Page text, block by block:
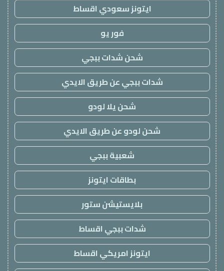
ايتونز سعودي اقساط
فور يو
شحن شدات ببجي
شدات ببجي عن طريق الايدي
شحن يلا لودو
شحن لودو عن طريق الايدي
شعبية ببجي
بطاقات ايتونز
بلايستيشن ستور
شدات ببجي اقساط
ايتونز امريكي اقساط